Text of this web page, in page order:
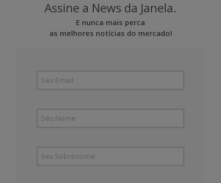
Assine a News da Janela.
E nunca mais perca
as melhores notícias do mercado!